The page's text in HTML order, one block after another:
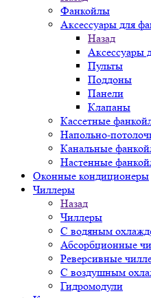
Фанкойлы
Аксессуары для
Назад
Аксессуары
Пульты
Поддоны
Панели
Клапаны
Кассетные
Напольно-
Канальные
Настенные
Оконные кондиционеры
Чиллеры
Назад
Чиллеры
С водяным
Абсорбционные
Реверсивные
С воздушным
Гидромодули